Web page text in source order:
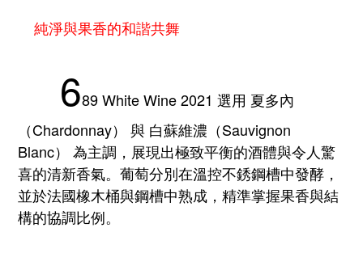
純淨與果香的和諧共舞
689 White Wine 2021 選用 夏多內
（Chardonnay） 與 白蘇維濃（Sauvignon
Blanc） 為主調，展現出極致平衡的酒體與令人驚
喜的清新香氣。葡萄分別在溫控不銹鋼槽中發酵，
並於法國橡木桶與鋼槽中熟成，精準掌握果香與結
構的協調比例。